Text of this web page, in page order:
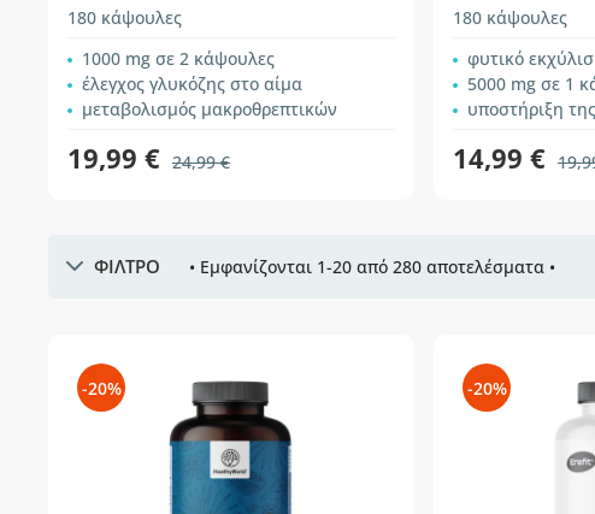
180 κάψουλες
1000 mg σε 2 κάψουλες
έλεγχος γλυκόζης στο αίμα
μεταβολισμός μακροθρεπτικών
19,99 € 24,99 €
180 κάψουλες
φυτικό
5000 mg σε 1
υποστήριξη
14,99 €
ΦΙΛΤΡΟ • Εμφανίζονται 1-20 από 280 αποτελέσματα •
-20% -20%